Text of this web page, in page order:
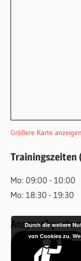
Größere Karte anzeigen
Trainingszeiten
Mo: 09:00 - 10:00
Mo: 18:30 - 19:30
Durch die weitere
von Cookies zu.